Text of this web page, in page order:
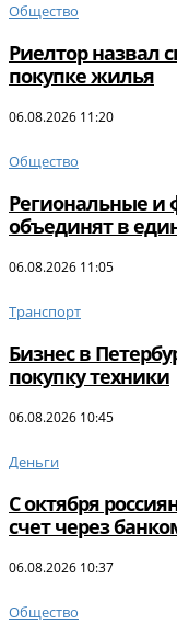
Общество
Риелтор назвал
покупке жилья
06.08.2026 11:20
Общество
Региональные
объединят в
06.08.2026 11:05
Транспорт
Бизнес в
покупку техники
06.08.2026 10:45
Деньги
С октября
счет через
06.08.2026 10:37
Общество